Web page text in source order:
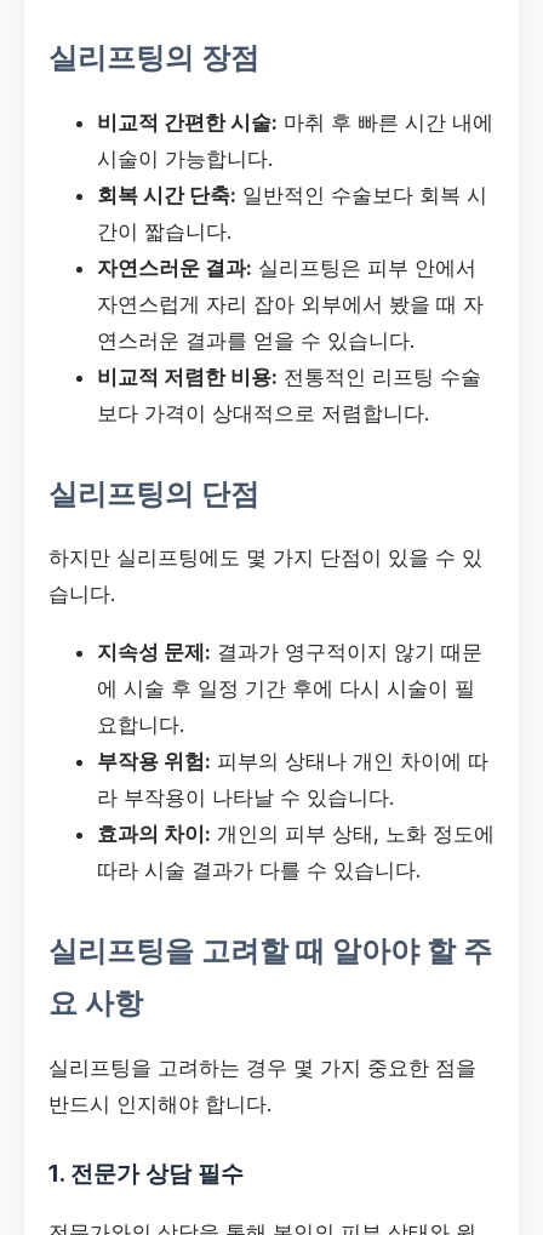
실리프팅의 장점
비교적 간편한 시술: 마취 후 빠른 시간 내에
시술이 가능합니다.
회복 시간 단축: 일반적인 수술보다 회복 시
간이 짧습니다.
자연스러운 결과: 실리프팅은 피부 안에서
자연스럽게 자리 잡아 외부에서 봤을 때 자
연스러운 결과를 얻을 수 있습니다.
비교적 저렴한 비용: 전통적인 리프팅 수술
보다 가격이 상대적으로 저렴합니다.
실리프팅의 단점
하지만 실리프팅에도 몇 가지 단점이 있을 수 있
습니다.
지속성 문제: 결과가 영구적이지 않기 때문
에 시술 후 일정 기간 후에 다시 시술이 필
요합니다.
부작용 위험: 피부의 상태나 개인 차이에 따
라 부작용이 나타날 수 있습니다.
효과의 차이: 개인의 피부 상태, 노화 정도에
따라 시술 결과가 다를 수 있습니다.
실리프팅을 고려할 때 알아야 할 주
요 사항
실리프팅을 고려하는 경우 몇 가지 중요한 점을
반드시 인지해야 합니다.
1. 전문가 상담 필수